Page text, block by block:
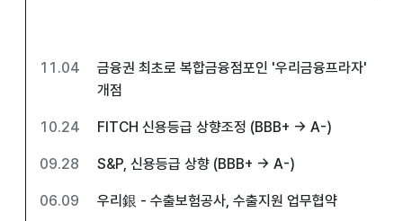
11.04
금융권 최초로 복합금융점포인 '우리금융프라자'
개점
10.24 FITCH 신용등급 상향조정 (BBB+ → A-)
09.28 S&P, 신용등급 상향 (BBB+ → A-)
06.09 우리銀 - 수출보험공사, 수출지원 업무협약